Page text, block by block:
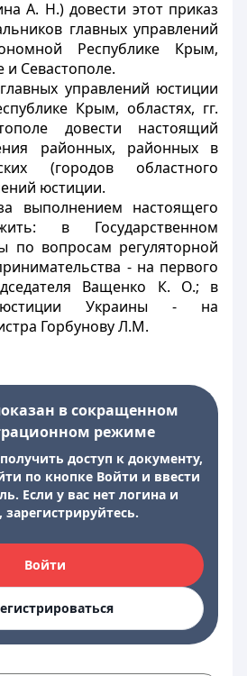
А. Н.) довести этот приказ
главных управлений
Республике Крым,
и Севастополе.
управлений юстиции
Крым, областях, гг.
довести настоящий
районных, районных в
(городов областного
юстиции.
выполнением настоящего
в Государственном
по вопросам регуляторной
- на первого
Ващенко К. О.; в
юстиции Украины - на
Горбунову Л.М.
в сокращенном
режиме
доступ к документу,
по кнопке Войти и ввести
Если у вас нет логина и
зарегистрируйтесь.
Войти